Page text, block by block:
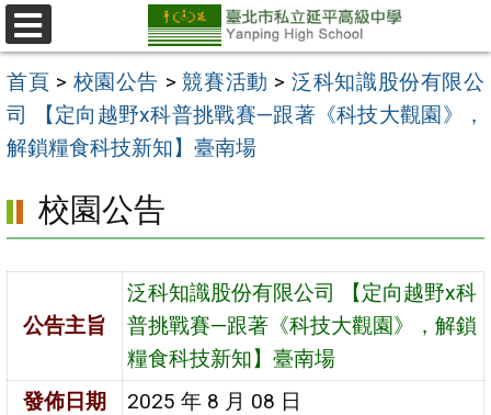
跳
至
主
要
內
選
單
首頁 > 校園公告 >競賽活動 > 泛科知識股份有限公
司 【定向越野x科普挑戰賽—跟著《科技大觀園》，
解鎖糧食科技新知】臺南場
校園公告
公告主旨
泛科知識股份有限公司 【定向越野x科
普挑戰賽—跟著《科技大觀園》，解鎖
糧食科技新知】臺南場
發佈日期
2025 年 8 月 08 日